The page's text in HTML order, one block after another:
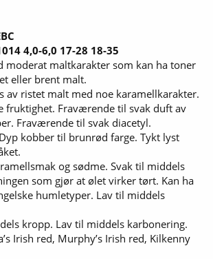
4,0-6,0 17-28 18-35
moderat maltkarakter som kan ha toner
eller brent malt.
av ristet malt med noe karamellkarakter.
fruktighet. Fraværende til svak duft av
Fraværende til svak diacetyl.
Dyp kobber til brunrød farge. Tykt lyst
og sødme. Svak til middels
som gjør at ølet virker tørt. Kan ha
humletyper. Lav til middels
kropp. Lav til middels karbonering.
Irish red, Murphy’s Irish red, Kilkenny